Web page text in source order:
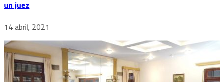
un juez
14 abril, 2021